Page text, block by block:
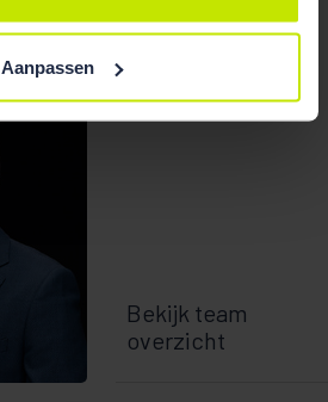
Aanpassen
Bekijk team
overzicht